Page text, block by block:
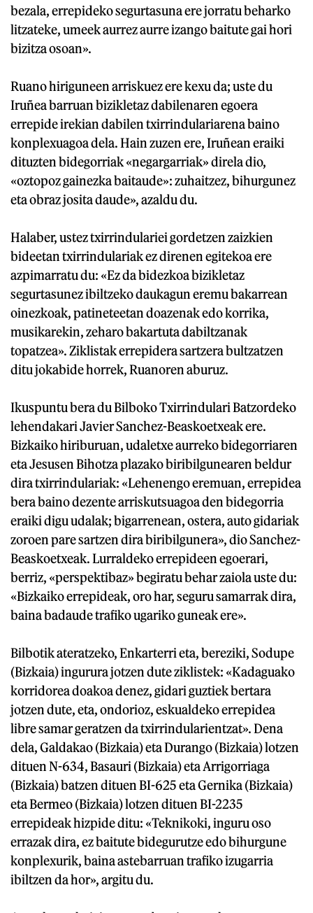
bezala, errepideko segurtasuna ere jorratu beharko
litzateke, umeek aurrez aurre izango baitute gai hori
bizitza osoan».
Ruano hiriguneen arriskuez ere kexu da; uste du
Iruñea barruan bizikletaz dabilenaren egoera
errepide irekian dabilen txirrindulariarena baino
konplexuagoa dela. Hain zuzen ere, Iruñean eraiki
dituzten bidegorriak «negargarriak» direla dio,
«oztopoz gainezka baitaude»: zuhaitzez, bihurgunez
eta obraz josita daude», azaldu du.
Halaber, ustez txirrindulariei gordetzen zaizkien
bideetan txirrindulariak ez direnen egitekoa ere
azpimarratu du: «Ez da bidezkoa bizikletaz
segurtasunez ibiltzeko daukagun eremu bakarrean
oinezkoak, patineteetan doazenak edo korrika,
musikarekin, zeharo bakartuta dabiltzanak
topatzea». Ziklistak errepidera sartzera bultzatzen
ditu jokabide horrek, Ruanoren aburuz.
Ikuspuntu bera du Bilboko Txirrindulari Batzordeko
lehendakari Javier Sanchez-Beaskoetxeak ere.
Bizkaiko hiriburuan, udaletxe aurreko bidegorriaren
eta Jesusen Bihotza plazako biribilgunearen beldur
dira txirrindulariak: «Lehenengo eremuan, errepidea
bera baino dezente arriskutsuagoa den bidegorria
eraiki digu udalak; bigarrenean, ostera, auto gidariak
zoroen pare sartzen dira biribilgunera», dio Sanchez-
Beaskoetxeak. Lurraldeko errepideen egoerari,
berriz, «perspektibaz» begiratu behar zaiola uste du:
«Bizkaiko errepideak, oro har, seguru samarrak dira,
baina badaude trafiko ugariko guneak ere».
Bilbotik ateratzeko, Enkarterri eta, bereziki, Sodupe
(Bizkaia) ingurura jotzen dute ziklistek: «Kadaguako
korridorea doakoa denez, gidari guztiek bertara
jotzen dute, eta, ondorioz, eskualdeko errepidea
libre samar geratzen da txirrindularientzat». Dena
dela, Galdakao (Bizkaia) eta Durango (Bizkaia) lotzen
dituen N-634, Basauri (Bizkaia) eta Arrigorriaga
(Bizkaia) batzen dituen BI-625 eta Gernika (Bizkaia)
eta Bermeo (Bizkaia) lotzen dituen BI-2235
errepideak hizpide ditu: «Teknikoki, inguru oso
errazak dira, ez baitute bidegurutze edo bihurgune
konplexurik, baina astebarruan trafiko izugarria
ibiltzen da hor», argitu du.